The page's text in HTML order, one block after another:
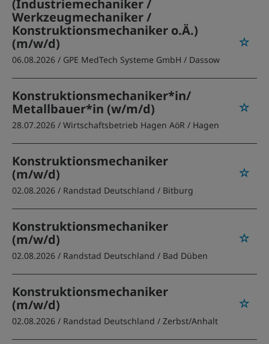
(Industriemechaniker /
Werkzeugmechaniker /
Konstruktionsmechaniker o.Ä.)
(m/w/d)
06.08.2026 / GPE MedTech Systeme GmbH / Dassow
Konstruktionsmechaniker*in/
Metallbauer*in (w/m/d)
28.07.2026 / Wirtschaftsbetrieb Hagen AöR / Hagen
Konstruktionsmechaniker
(m/w/d)
02.08.2026 / Randstad Deutschland / Bitburg
Konstruktionsmechaniker
(m/w/d)
02.08.2026 / Randstad Deutschland / Bad Düben
Konstruktionsmechaniker
(m/w/d)
02.08.2026 / Randstad Deutschland / Zerbst/Anhalt